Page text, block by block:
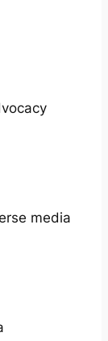
media